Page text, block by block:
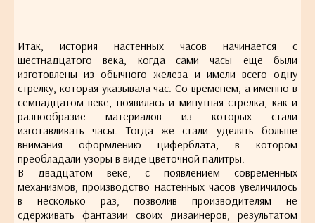
Итак, история настенных часов начинается с
шестнадцатого века, когда сами часы еще были
изготовлены из обычного железа и имели всего одну
стрелку, которая указывала час. Со временем, а именно в
семнадцатом веке, появилась и минутная стрелка, как и
разнообразие материалов из которых стали
изготавливать часы. Тогда же стали уделять больше
внимания оформлению циферблата, в котором
преобладали узоры в виде цветочной палитры.
В двадцатом веке, с появлением современных
механизмов, производство настенных часов увеличилось
в несколько раз, позволив производителям не
сдерживать фантазии своих дизайнеров, результатом